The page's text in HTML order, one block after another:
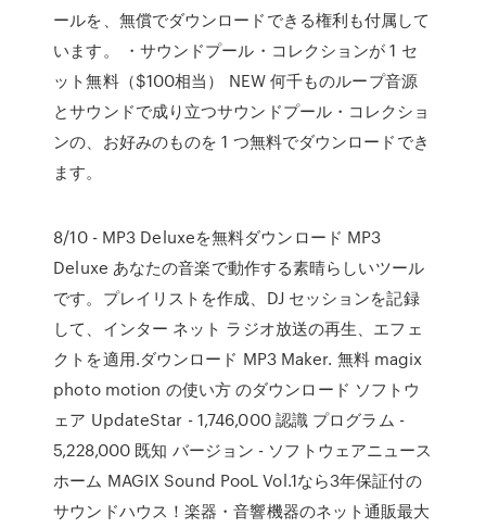
ールを、無償でダウンロードできる権利も付属して
います。 ・サウンドプール・コレクションが 1 セ
ット無料（$100相当） NEW 何千ものループ音源
とサウンドで成り立つサウンドプール・コレクショ
ンの、お好みのものを 1 つ無料でダウンロードでき
ます。
8/10 - MP3 Deluxeを無料ダウンロード MP3
Deluxe あなたの音楽で動作する素晴らしいツール
です。プレイリストを作成、DJ セッションを記録
して、インター ネット ラジオ放送の再生、エフェ
クトを適用.ダウンロード MP3 Maker. 無料 magix
photo motion の使い方 のダウンロード ソフトウ
ェア UpdateStar - 1,746,000 認識 プログラム -
5,228,000 既知 バージョン - ソフトウェアニュース
ホーム MAGIX Sound PooL Vol.1なら3年保証付の
サウンドハウス！楽器・音響機器のネット通販最大